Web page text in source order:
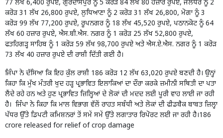
77 ਲੱਖ 6,400 ਰੁਪਏ, ਗੁਰਦਾਸਪੁਰ ਨੂੰ 5 ਕਰੋੜ 84 ਲੱਖ 80 ਹਜ਼ਾਰ ਰੁਪਏ, ਜਲੰਧਰ ਨੂੰ 2
ਕਰੋੜ 31 ਲੱਖ 26,800 ਰੁਪਏ, ਲੁਧਿਆਣਾ ਨੂੰ 2 ਕਰੋੜ 31 ਲੱਖ 26,800, ਮੋਗਾ ਨੂੰ 3
ਕਰੋੜ 99 ਲੱਖ 77,200 ਰੁਪਏ, ਰੂਪਨਗਰ ਨੂੰ 18 ਲੱਖ 45,520 ਰੁਪਏ, ਪਠਾਨਕੋਟ ਨੂੰ 64
ਲੱਖ 60 ਹਜ਼ਾਰ ਰੁਪਏ, ਐਸ.ਬੀ.ਐਸ. ਨਗਰ ਨੂੰ 1 ਕਰੋੜ 25 ਲੱਖ 52,800 ਰੁਪਏ,
ਫਤਹਿਗੜ੍ਹ ਸਾਹਿਬ ਨੂੰ 1 ਕਰੋੜ 59 ਲੱਖ 98,700 ਰੁਪਏ ਅਤੇ ਐਸ.ਏ.ਐਸ. ਨਗਰ ਨੂੰ 1 ਕਰੋੜ
73 ਲੱਖ 40 ਹਜ਼ਾਰ ਰੁਪਏ ਦੀ ਰਾਸ਼ੀ ਦਿੱਤੀ ਗਈ ਹੈ।
ਜਿੰਪਾ ਨੇ ਦੱਸਿਆ ਕਿ ਇਹ ਕੁੱਲ ਰਾਸ਼ੀ 186 ਕਰੋੜ 12 ਲੱਖ 63,020 ਰੁਪਏ ਬਣਦੀ ਹੈ। ਉਨ੍ਹਾਂ
ਕਿਹਾ ਕਿ ਮੁੱਖ ਮੰਤਰੀ ਖੁਦ ਹੜ੍ਹ ਪ੍ਰਭਾਵਿਤ ਇਲਾਕਿਆਂ ਦਾ ਦੌਰਾ ਕਰਕੇ ਜ਼ਮੀਨੀ ਸਥਿਤੀ ਦਾ ਪਤਾ
ਲੈਂਦੇ ਰਹੇ ਹਨ ਅਤੇ ਹੁਣ ਪ੍ਰਭਾਵਿਤ ਜ਼ਿਲ੍ਹਿਆਂ ਦੇ ਲੋਕਾਂ ਦੀ ਮਦਦ ਲਈ ਪੂਰੀ ਵਾਹ ਲਾਈ ਜਾ ਰਹੀ
ਹੈ। ਜਿੰਪਾ ਨੇ ਕਿਹਾ ਕਿ ਮਾਲ ਵਿਭਾਗ ਵੱਲੋਂ ਰਾਹਤ ਸਬੰਧੀ ਅਤੇ ਲੋਕਾਂ ਦੀ ਫੀਡਬੈਕ ਬਾਬਤ ਜ਼ਿਲ੍ਹਾ
ਪੱਧਰ ਉੱਤੇ ਡਿਪਟੀ ਕਮਿਸ਼ਨਰਾਂ ਤੋਂ ਸਮੇਂ ਸਮੇਂ ਉੱਤੇ ਲਗਾਤਾਰ ਰਿਪੋਰਟ ਲਈ ਜਾ ਰਹੀ ਹੈ।186
crore released for relief of crop damage